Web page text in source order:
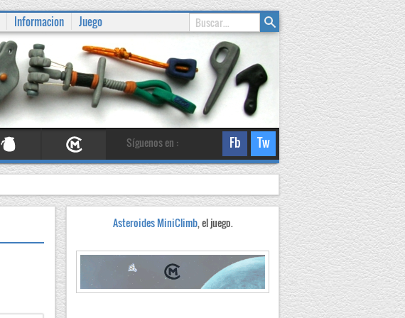
Informacion Juego
Síguenos en : Tw
Fb
Asteroides MiniClimb, el juego.